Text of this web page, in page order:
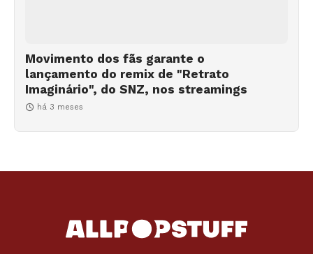
Movimento dos fãs garante o
lançamento do remix de "Retrato
Imaginário", do SNZ, nos streamings
há 3 meses